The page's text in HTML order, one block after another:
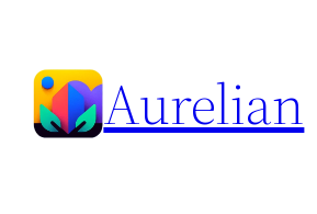
content
Aurelian